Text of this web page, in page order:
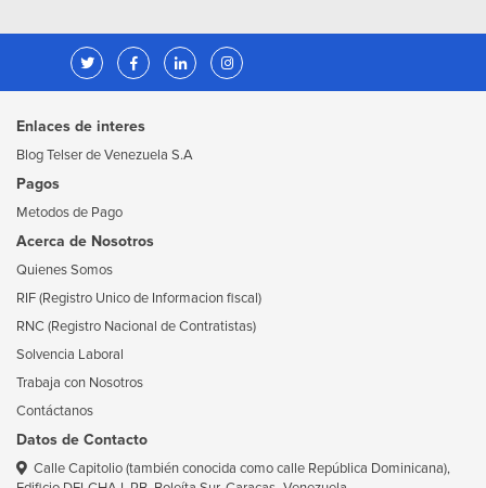
Enlaces de interes
Blog Telser de Venezuela S.A
Pagos
Metodos de Pago
Acerca de Nosotros
Quienes Somos
RIF (Registro Unico de Informacion fiscal)
RNC (Registro Nacional de Contratistas)
Solvencia Laboral
Trabaja con Nosotros
Contáctanos
Datos de Contacto
Calle Capitolio (también conocida como calle República Dominicana),